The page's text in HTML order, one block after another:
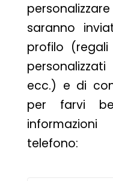
saranno
profilo
ecc.) e di
per farvi
telefono: